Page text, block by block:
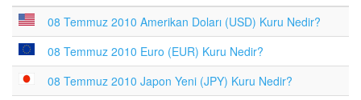
08 Temmuz 2010 Amerikan Doları (USD) Kuru Nedir?
08 Temmuz 2010 Euro (EUR) Kuru Nedir?
08 Temmuz 2010 Japon Yeni (JPY) Kuru Nedir?